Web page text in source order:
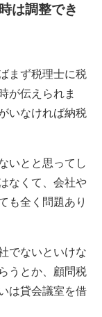
は調整でき
まず税理士に税
が伝えられま
いなければ納税
いとと思ってし
なくて、会社や
も全く問題あり
でないといけな
うとか、顧問税
は貸会議室を借